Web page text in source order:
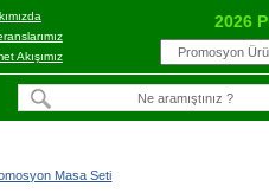
Akışımız
2026
Masa Seti